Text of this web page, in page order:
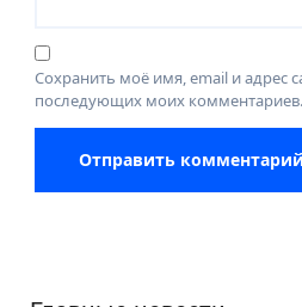
Сохранить моё имя, email и адрес
последующих моих комментариев.